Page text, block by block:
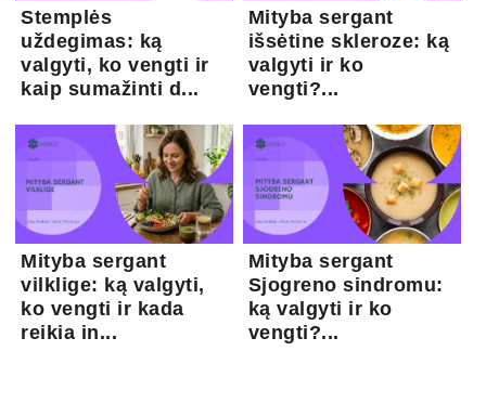
Stemplės
uždegimas: ką
valgyti, ko vengti ir
kaip sumažinti d...
Mityba sergant
išsėtine skleroze: ką
valgyti ir ko
vengti?...
Mityba sergant
vilklige: ką valgyti,
ko vengti ir kada
reikia in...
Mityba sergant
Sjogreno sindromu:
ką valgyti ir ko
vengti?...